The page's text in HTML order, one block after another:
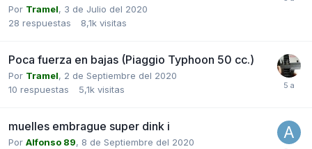
Por Tramel, 3 de Julio del 2020
28 respuestas 8,1k visitas
Poca fuerza en bajas (Piaggio Typhoon 50 cc.)
Por Tramel, 2 de Septiembre del 2020
10 respuestas 5,1k visitas
muelles embrague super dink i
Por Alfonso 89, 8 de Septiembre del 2020